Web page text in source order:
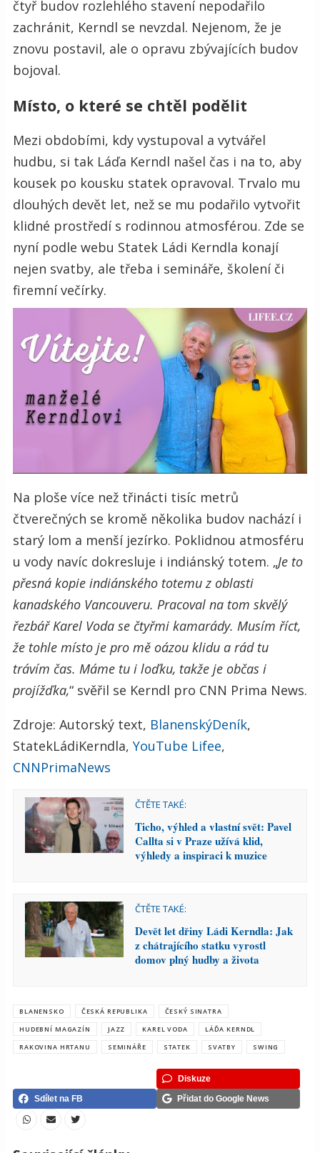
čtyř budov rozlehlého stavení nepodařilo
zachránit, Kerndl se nevzdal. Nejenom, že je
znovu postavil, ale o opravu zbývajících budov
bojoval.
Místo, o které se chtěl podělit
Mezi obdobími, kdy vystupoval a vytvářel
hudbu, si tak Láďa Kerndl našel čas i na to, aby
kousek po kousku statek opravoval. Trvalo mu
dlouhých devět let, než se mu podařilo vytvořit
klidné prostředí s rodinnou atmosférou. Zde se
nyní podle webu Statek Ládi Kerndla konají
nejen svatby, ale třeba i semináře, školení či
firemní večírky.
Na ploše více než třinácti tisíc metrů
čtverečných se kromě několika budov nachází i
starý lom a menší jezírko. Poklidnou atmosféru
u vody navíc dokresluje i indiánský totem. „Je to
přesná kopie indiánského totemu z oblasti
kanadského Vancouveru. Pracoval na tom skvělý
řezbář Karel Voda se čtyřmi kamarády. Musím říct,
že tohle místo je pro mě oázou klidu a rád tu
trávím čas. Máme tu i loďku, takže je občas i
projížďka,“ svěřil se Kerndl pro CNN Prima News.
Zdroje: Autorský text, BlanenskýDeník,
StatekLádiKerndla, YouTube Lifee,
CNNPrimaNews
ČTĚTE TAKÉ:
Ticho, výhled a vlastní svět: Pavel
Callta si v Praze užívá klid,
výhledy a inspiraci k muzice
ČTĚTE TAKÉ:
Devět let dřiny Ládi Kerndla: Jak
z chátrajícího statku vyrostl
domov plný hudby a života
BLANENSKO ČESKÁ REPUBLIKA
ČESKÝ SINATRA
HUDEBNÍ MAGAZÍN
JAZZ KAREL VODA
LÁĎA KERNDL
RAKOVINA HRTANU
SEMINÁŘE STATEK SVATBY SWING
Diskuze
Sdílet na FB
Přidat do Google News